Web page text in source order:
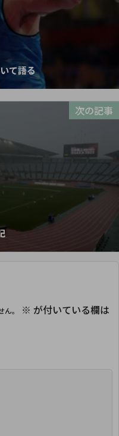
て語る
次の記事
。 ※ が付いている欄は